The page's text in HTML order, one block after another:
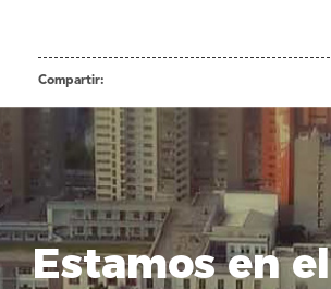
Compartir:
Estamos en el